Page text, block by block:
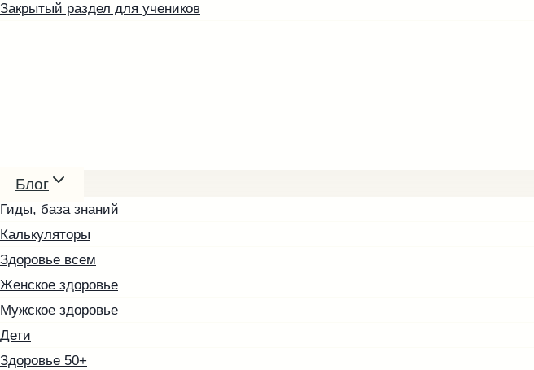
Косметика
Упаковка и оформление
Другие товары
Скоро в продаже
Кофе зелёный
Малины косточка
Закрытый раздел для учеников
Блог
Гиды, база знаний
Калькуляторы
Здоровье всем
Женское здоровье
Мужское здоровье
Дети
Здоровье 50+